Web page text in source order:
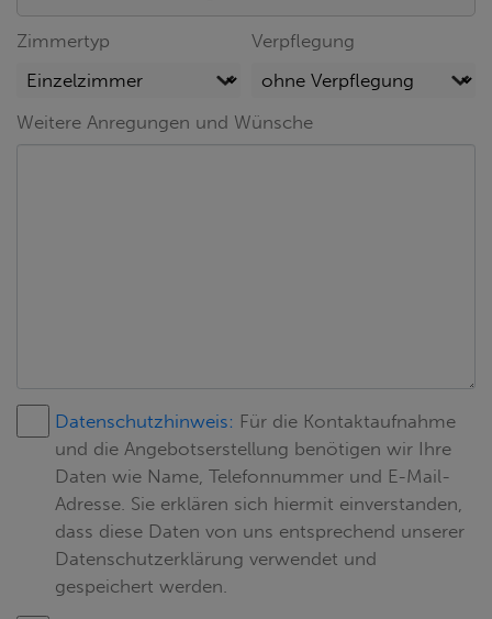
Zimmertyp Verpflegung
Weitere Anregungen und Wünsche
Datenschutzhinweis: Für die Kontaktaufnahme
und die Angebotserstellung benötigen wir Ihre
Daten wie Name, Telefonnummer und E-Mail-
Adresse. Sie erklären sich hiermit einverstanden,
dass diese Daten von uns entsprechend unserer
Datenschutzerklärung verwendet und
gespeichert werden.